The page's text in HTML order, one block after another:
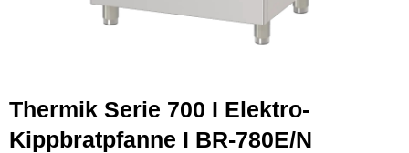
Thermik Serie 700 I Elektro-
Kippbratpfanne I BR-780E/N